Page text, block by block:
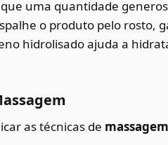
uma quantidade
o produto pelo
hidrolisado ajuda a
as técnicas de